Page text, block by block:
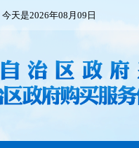
天是2026年08月09日